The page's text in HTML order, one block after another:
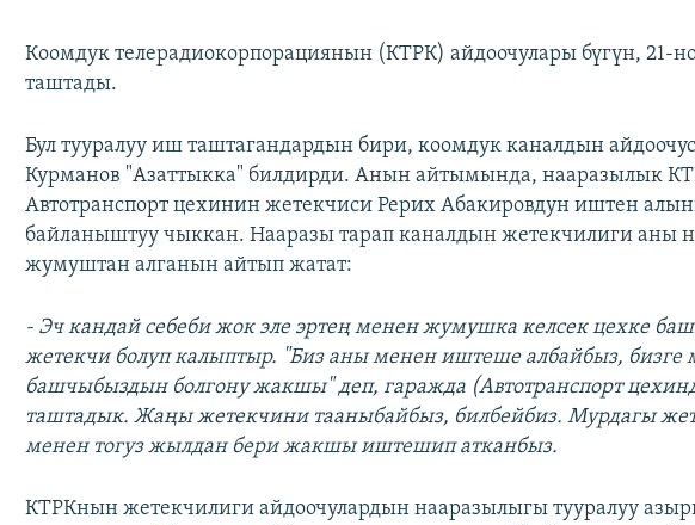
Коомдук телерадиокорпорациянын (КТРК) айдоочулары бүгүн, 21-
таштады.
Бул тууралуу иш таштагандардын бири, коомдук каналдын
Курманов "Азаттыкка" билдирди. Анын айтымында, нааразылык
Автотранспорт цехинин жетекчиси Рерих Абакировдун иштен
байланыштуу чыккан. Нааразы тарап каналдын жетекчилиги аны
жумуштан алганын айтып жатат:
- Эч кандай себеби жок эле эртең менен жумушка келсек цехке
жетекчи болуп калыптыр. "Биз аны менен иштеше албайбыз, бизге
башчыбыздын болгону жакшы" деп, гаражда (Автотранспорт
таштадык. Жаңы жетекчини тааныбайбыз, билбейбиз. Мурдагы
менен тогуз жылдан бери жакшы иштешип атканбыз.
КТРКнын жетекчилиги айдоочулардын нааразылыгы тууралуу